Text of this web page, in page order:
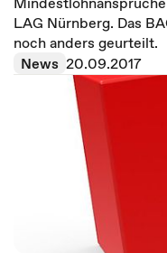
LAG Nürnberg. Das
noch anders geurteilt.
News 20.09.2017